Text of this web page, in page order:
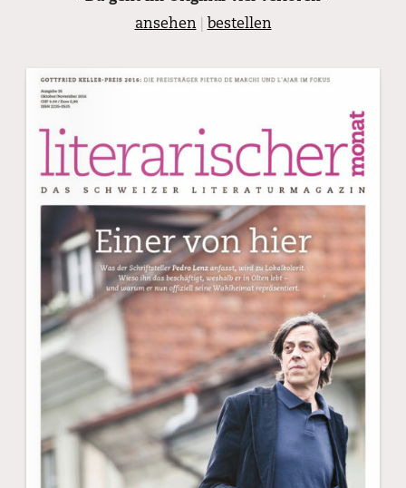
ansehen
bestellen